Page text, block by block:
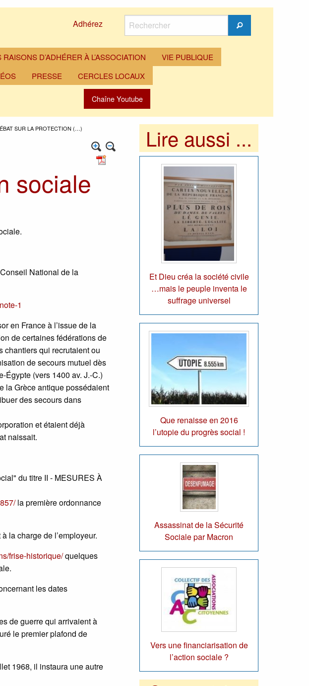
Adhérez
Rechercher
Rechercher
RAISONS D’ADHÉRER À L’ASSOCIATION
VIE PUBLIQUE
PRESSE CERCLES LOCAUX
Chaîne Youtube
SUR LA PROTECTION (…)
sociale
National de la
1
en France à l’issue de la
de certaines fédérations de
chantiers qui recrutaient ou
de secours mutuel dès
Égypte (vers 1400 av. J.-C.)
la Grèce antique possédaient
des secours dans
et étaient déjà
naissait.
du titre II - MESURES À
la première ordonnance
la charge de l’employeur.
frise-historique/quelques
les dates
de guerre qui arrivaient à
le premier plafond de
1968, il instaura une autre
Lire aussi ...
Et Dieu créa la société civile
…mais le peuple inventa le
suffrage universel
Que renaisse en 2016
l’utopie du progrès social !
Assassinat de la Sécurité
Sociale par Macron
Vers une financiarisation de
l’action sociale ?